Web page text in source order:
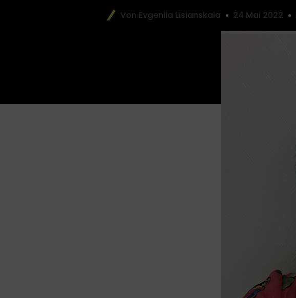
Von Evgeniia Lisianskaia 24 Mai 2022